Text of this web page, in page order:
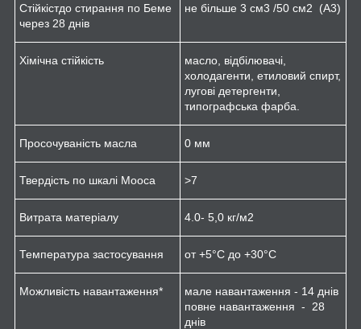
Стійкістдо стирання по Беме
через 28 днів
не більше 3 см3 /50 см2 (A3)
Хімічна стійкість
масло, відбілювачі,
холодагенти, етиловий спирт,
лугові детергенти,
типографська фарба.
Просочуваність масла 0 мм
Твердість по шкалі Мооса >7
Витрата матеріалу 4.0- 5,0 кг/м2
Температура застосування от +5°C до +30°C
Можливість навантаження*
мале навантаження - 14 днів
повне навантаження - 28
днів